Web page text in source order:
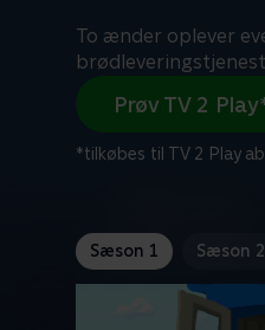
To ænder oplever
Prøv TV 2
*tilkøbes til TV 2 Play
Sæson 1 Sæson 2